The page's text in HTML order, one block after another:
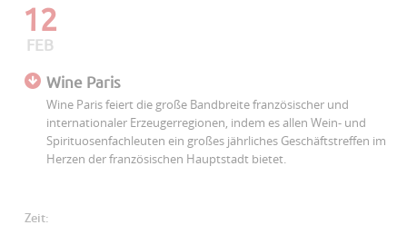
12
FEB
Wine Paris
Wine Paris feiert die große Bandbreite französischer und
internationaler Erzeugerregionen, indem es allen Wein- und
Spirituosenfachleuten ein großes jährliches Geschäftstreffen im
Herzen der französischen Hauptstadt bietet.
Zeit: